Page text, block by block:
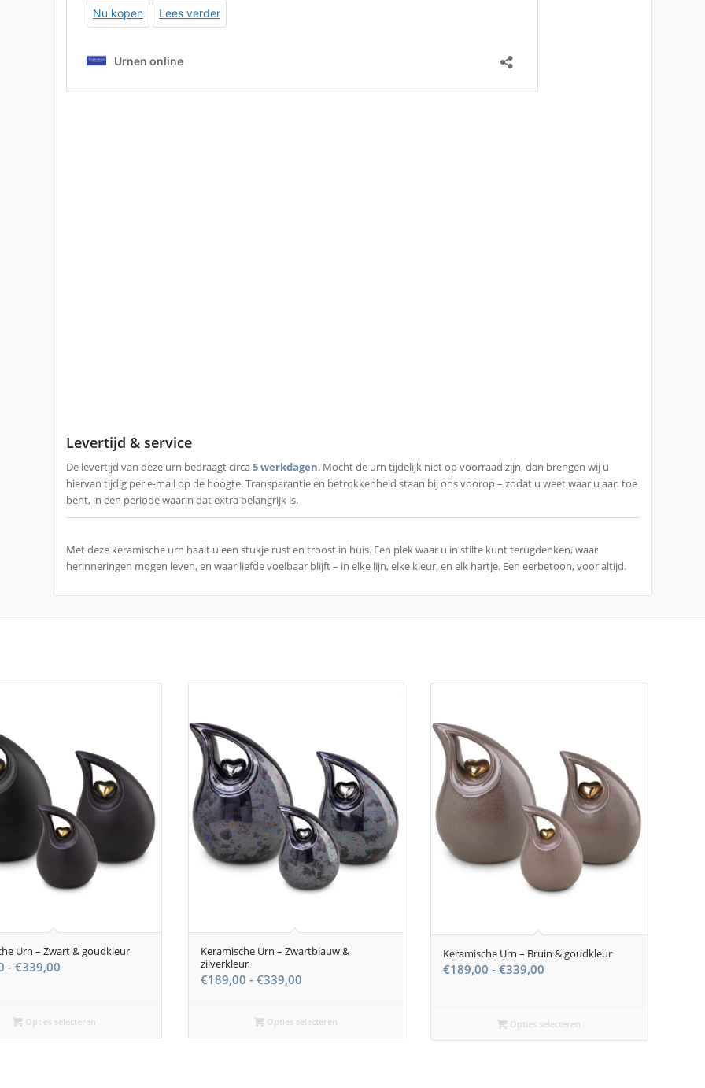
Levertijd & service
De levertijd van deze urn bedraagt circa5 werkdagen. Mocht de urn tijdelijk niet op voorraad zijn, dan brengen wij u
hiervan tijdig per e-mail op de hoogte. Transparantie en betrokkenheid staan bij ons voorop – zodat u weet waar u aan toe
bent, in een periode waarin dat extra belangrijk is.
Met deze keramische urn haalt u een stukje rust en troost in huis. Een plek waar u in stilte kunt terugdenken, waar
herinneringen mogen leven, en waar liefde voelbaar blijft – in elke lijn, elke kleur, en elk hartje. Een eerbetoon, voor altijd.
Urn – Zwart & goudkleur
- €339,00Prijsklasse:
€339,00
Opties selecteren
Keramische Urn – Zwartblauw &
zilverkleur
€189,00 - €339,00
tot
€339,00
Opties selecteren
Keramische Urn – Bruin & goudkleur
€189,00 - €339,00Prijsklasse:
€339,00
Opties selecteren